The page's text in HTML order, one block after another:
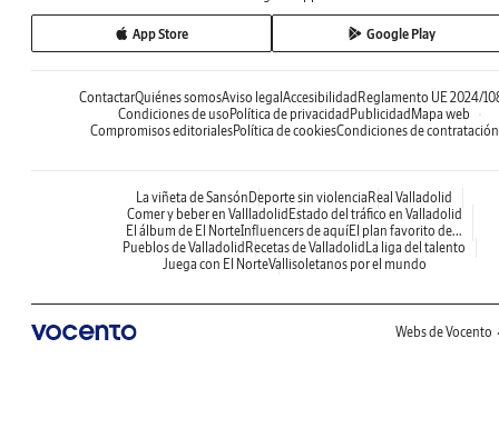
App Store Google Play
ContactarQuiénes somosAviso legal Accesibilidad Reglamento UE 2024/
Condiciones de uso Política de privacidad Publicidad Mapa web
Compromisos editorialesPolítica de cookiesCondiciones de contratación
La viñeta de Sansón Deporte sin violencia Real Valladolid
Comer y beber en Vallladolid Estado del tráfico en Valladolid
El álbum de El NorteInfluencers de aquíEl plan favorito de...
Pueblos de Valladolid Recetas de Valladolid La liga del talento
Juega con El NorteVallisoletanos por el mundo
Webs de Vocento